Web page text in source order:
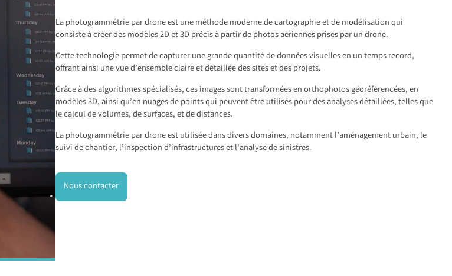
La photogrammétrie par drone est une méthode moderne de cartographie et de modélisation qui
consiste à créer des modèles 2D et 3D précis à partir de photos aériennes prises par un drone.
Cette technologie permet de capturer une grande quantité de données visuelles en un temps record,
offrant ainsi une vue d’ensemble claire et détaillée des sites et des projets.
Grâce à des algorithmes spécialisés, ces images sont transformées en orthophotos géoréférencées, en
modèles 3D, ainsi qu’en nuages de points qui peuvent être utilisés pour des analyses détaillées, telles que
le calcul de volumes, de surfaces, et de distances.
La photogrammétrie par drone est utilisée dans divers domaines, notamment l’aménagement urbain, le
suivi de chantier, l’inspection d’infrastructures et l’analyse de sinistres.
Nous contacter